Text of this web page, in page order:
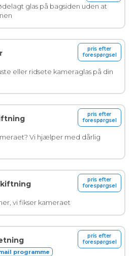
glas på bagsiden uden at
pris efter
forespørgsel
eller ridsete kameraglas på din
pris efter
forespørgsel
Vi hjælper med dårlig
pris efter
forespørgsel
vi fikser kameraet
programme
pris efter
forespørgsel